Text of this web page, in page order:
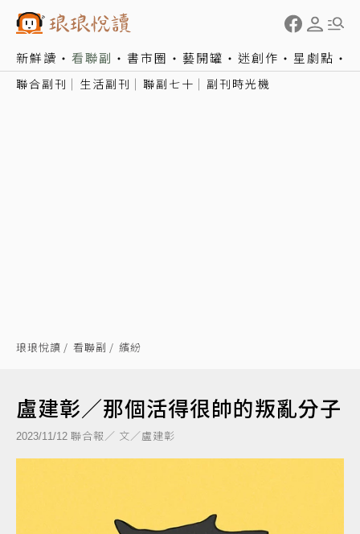
新鮮讀 看聯副 書市圈 藝開罐 迷創作 星劇點
聯合副刊 生活副刊 聯副七十 副刊時光機
琅琅悅讀 看聯副 繽紛
盧建彰／那個活得很帥的叛亂分子
2023/11/12 聯合報／ 文／盧建彰